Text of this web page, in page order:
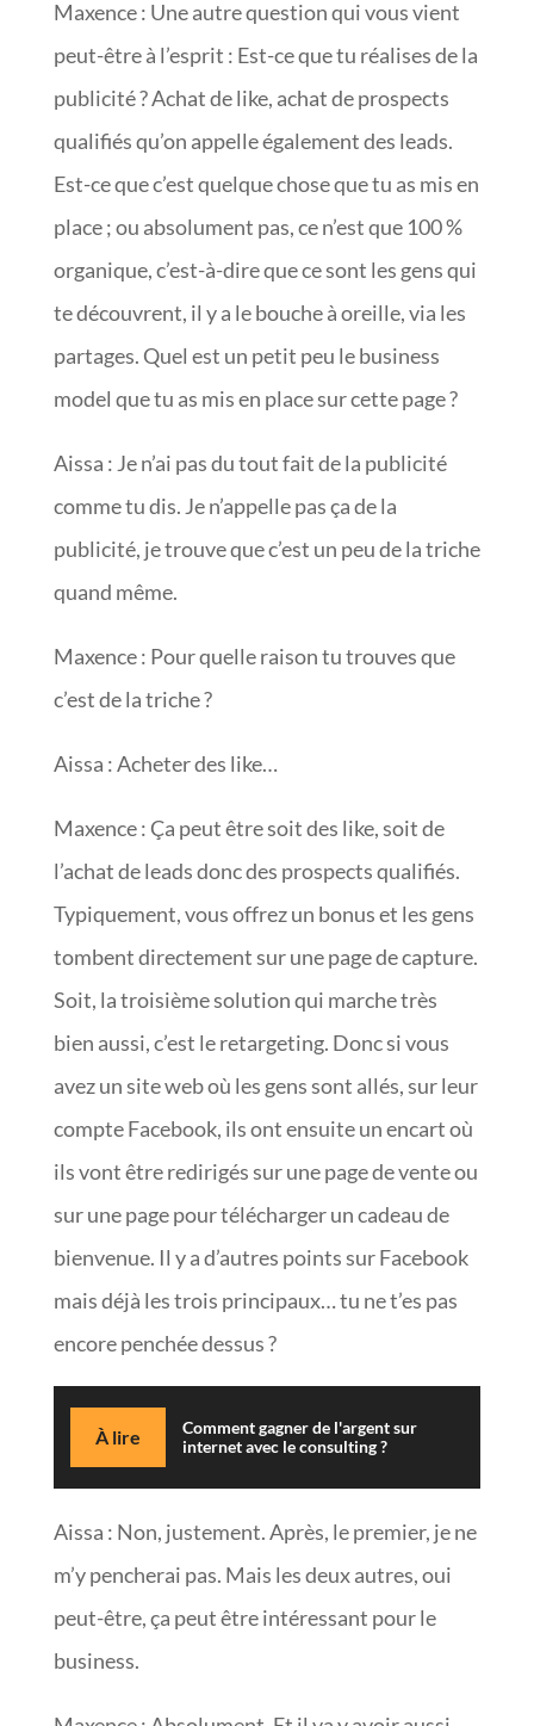
Maxence : Une autre question qui vous vient
peut-être à l’esprit : Est-ce que tu réalises de la
publicité ? Achat de like, achat de prospects
qualifiés qu’on appelle également des leads.
Est-ce que c’est quelque chose que tu as mis en
place ; ou absolument pas, ce n’est que 100 %
organique, c’est-à-dire que ce sont les gens qui
te découvrent, il y a le bouche à oreille, via les
partages. Quel est un petit peu le business
model que tu as mis en place sur cette page ?
Aissa : Je n’ai pas du tout fait de la publicité
comme tu dis. Je n’appelle pas ça de la
publicité, je trouve que c’est un peu de la triche
quand même.
Maxence : Pour quelle raison tu trouves que
c’est de la triche ?
Aissa : Acheter des like…
Maxence : Ça peut être soit des like, soit de
l’achat de leads donc des prospects qualifiés.
Typiquement, vous offrez un bonus et les gens
tombent directement sur une page de capture.
Soit, la troisième solution qui marche très
bien aussi, c’est le retargeting. Donc si vous
avez un site web où les gens sont allés, sur leur
compte Facebook, ils ont ensuite un encart où
ils vont être redirigés sur une page de vente ou
sur une page pour télécharger un cadeau de
bienvenue. Il y a d’autres points sur Facebook
mais déjà les trois principaux… tu ne t’es pas
encore penchée dessus ?
À lire
Comment gagner de l'argent sur
internet avec le consulting ?
Aissa : Non, justement. Après, le premier, je ne
m’y pencherai pas. Mais les deux autres, oui
peut-être, ça peut être intéressant pour le
business.